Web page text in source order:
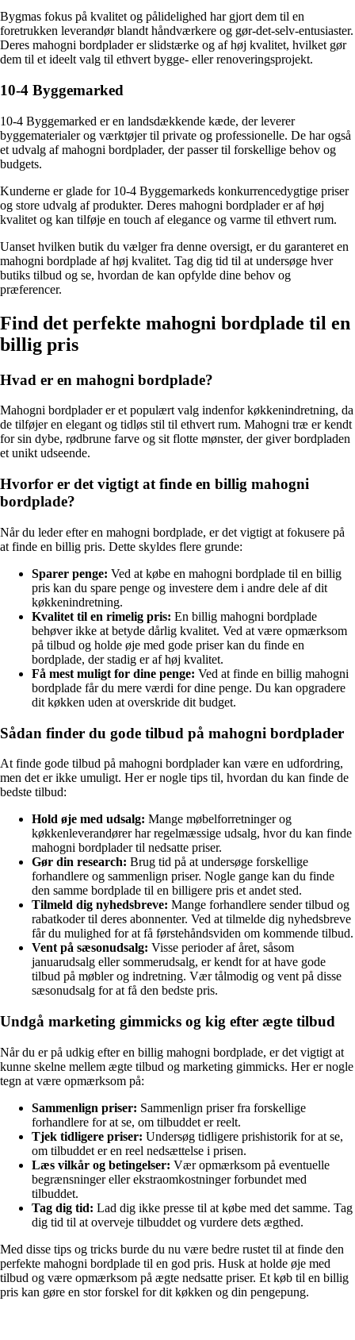
Bygmas fokus på kvalitet og pålidelighed har gjort dem til en
foretrukken leverandør blandt håndværkere og gør-det-selv-entusiaster.
Deres mahogni bordplader er slidstærke og af høj kvalitet, hvilket gør
dem til et ideelt valg til ethvert bygge- eller renoveringsprojekt.
10-4 Byggemarked
10-4 Byggemarked er en landsdækkende kæde, der leverer
byggematerialer og værktøjer til private og professionelle. De har også
et udvalg af mahogni bordplader, der passer til forskellige behov og
budgets.
Kunderne er glade for 10-4 Byggemarkeds konkurrencedygtige priser
og store udvalg af produkter. Deres mahogni bordplader er af høj
kvalitet og kan tilføje en touch af elegance og varme til ethvert rum.
Uanset hvilken butik du vælger fra denne oversigt, er du garanteret en
mahogni bordplade af høj kvalitet. Tag dig tid til at undersøge hver
butiks tilbud og se, hvordan de kan opfylde dine behov og
præferencer.
Find det perfekte mahogni bordplade til en
billig pris
Hvad er en mahogni bordplade?
Mahogni bordplader er et populært valg indenfor køkkenindretning, da
de tilføjer en elegant og tidløs stil til ethvert rum. Mahogni træ er kendt
for sin dybe, rødbrune farve og sit flotte mønster, der giver bordpladen
et unikt udseende.
Hvorfor er det vigtigt at finde en billig mahogni
bordplade?
Når du leder efter en mahogni bordplade, er det vigtigt at fokusere på
at finde en billig pris. Dette skyldes flere grunde:
Sparer penge: Ved at købe en mahogni bordplade til en billig
pris kan du spare penge og investere dem i andre dele af dit
køkkenindretning.
Kvalitet til en rimelig pris: En billig mahogni bordplade
behøver ikke at betyde dårlig kvalitet. Ved at være opmærksom
på tilbud og holde øje med gode priser kan du finde en
bordplade, der stadig er af høj kvalitet.
Få mest muligt for dine penge: Ved at finde en billig mahogni
bordplade får du mere værdi for dine penge. Du kan opgradere
dit køkken uden at overskride dit budget.
Sådan finder du gode tilbud på mahogni bordplader
At finde gode tilbud på mahogni bordplader kan være en udfordring,
men det er ikke umuligt. Her er nogle tips til, hvordan du kan finde de
bedste tilbud:
Hold øje med udsalg: Mange møbelforretninger og
køkkenleverandører har regelmæssige udsalg, hvor du kan finde
mahogni bordplader til nedsatte priser.
Gør din research: Brug tid på at undersøge forskellige
forhandlere og sammenlign priser. Nogle gange kan du finde
den samme bordplade til en billigere pris et andet sted.
Tilmeld dig nyhedsbreve: Mange forhandlere sender tilbud og
rabatkoder til deres abonnenter. Ved at tilmelde dig nyhedsbreve
får du mulighed for at få førstehåndsviden om kommende tilbud.
Vent på sæsonudsalg: Visse perioder af året, såsom
januarudsalg eller sommerudsalg, er kendt for at have gode
tilbud på møbler og indretning. Vær tålmodig og vent på disse
sæsonudsalg for at få den bedste pris.
Undgå marketing gimmicks og kig efter ægte tilbud
Når du er på udkig efter en billig mahogni bordplade, er det vigtigt at
kunne skelne mellem ægte tilbud og marketing gimmicks. Her er nogle
tegn at være opmærksom på:
Sammenlign priser: Sammenlign priser fra forskellige
forhandlere for at se, om tilbuddet er reelt.
Tjek tidligere priser: Undersøg tidligere prishistorik for at se,
om tilbuddet er en reel nedsættelse i prisen.
Læs vilkår og betingelser: Vær opmærksom på eventuelle
begrænsninger eller ekstraomkostninger forbundet med
tilbuddet.
Tag dig tid: Lad dig ikke presse til at købe med det samme. Tag
dig tid til at overveje tilbuddet og vurdere dets ægthed.
Med disse tips og tricks burde du nu være bedre rustet til at finde den
perfekte mahogni bordplade til en god pris. Husk at holde øje med
tilbud og være opmærksom på ægte nedsatte priser. Et køb til en billig
pris kan gøre en stor forskel for dit køkken og din pengepung.